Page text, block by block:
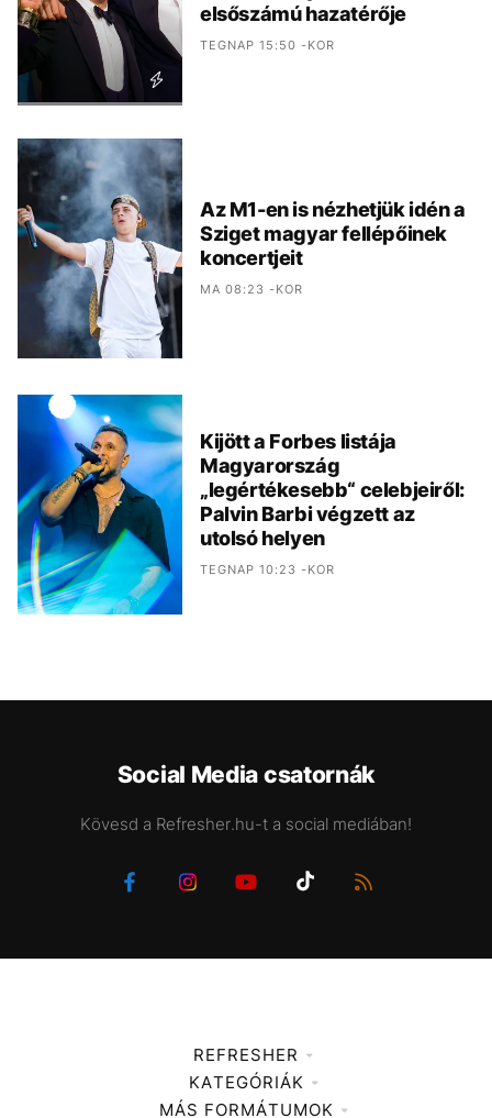
elsőszámú hazatérője
TEGNAP 15:50 -KOR
Az M1-en is nézhetjük idén a
Sziget magyar fellépőinek
koncertjeit
MA 08:23 -KOR
Kijött a Forbes listája
Magyarország
„legértékesebb“ celebjeiről:
Palvin Barbi végzett az
utolsó helyen
TEGNAP 10:23 -KOR
Social Media csatornák
Kövesd a Refresher.hu-t a social mediában!
REFRESHER
Médiaajánlat
KATEGÓRIÁK
Zene
MÁS FORMÁTUMOK